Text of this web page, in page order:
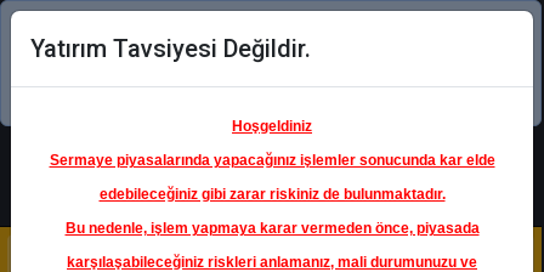
Şimdi uygulamayı indirin!
Yatırım Tavsiyesi Değildir.
Hoşgeldiniz
Sermaye piyasalarında yapacağınız işlemler sonucunda kar elde
edebileceğiniz gibi zarar riskiniz de bulunmaktadır.
Bu nedenle, işlem yapmaya karar vermeden önce, piyasada
karşılaşabileceğiniz riskleri anlamanız, mali durumunuzu ve